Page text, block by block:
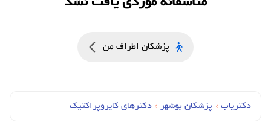
متاسفانه موردی یافت نشد
پزشکان اطراف من
دکتریاب › پزشکان بوشهر › دکترهای کايروپراکتيک